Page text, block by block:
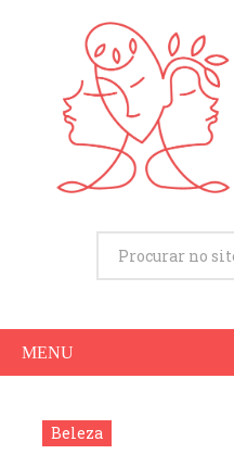
MENU
Beleza